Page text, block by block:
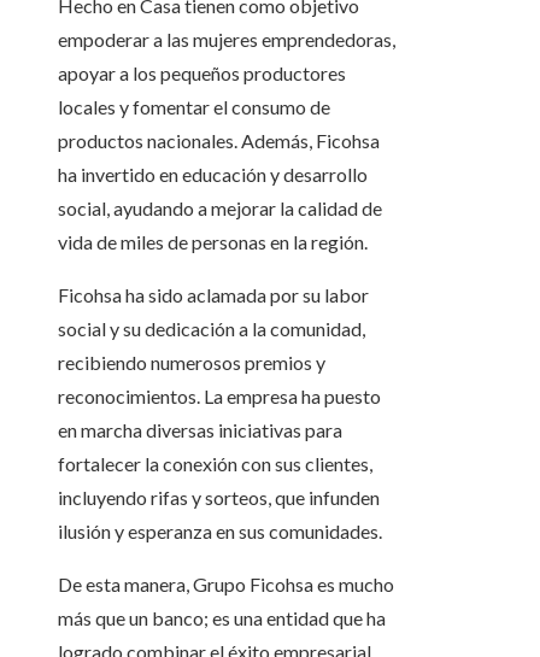
Hecho en Casa tienen como objetivo
empoderar a las mujeres emprendedoras,
apoyar a los pequeños productores
locales y fomentar el consumo de
productos nacionales. Además, Ficohsa
ha invertido en educación y desarrollo
social, ayudando a mejorar la calidad de
vida de miles de personas en la región.
Ficohsa ha sido aclamada por su labor
social y su dedicación a la comunidad,
recibiendo numerosos premios y
reconocimientos. La empresa ha puesto
en marcha diversas iniciativas para
fortalecer la conexión con sus clientes,
incluyendo rifas y sorteos, que infunden
ilusión y esperanza en sus comunidades.
De esta manera, Grupo Ficohsa es mucho
más que un banco; es una entidad que ha
logrado combinar el éxito empresarial